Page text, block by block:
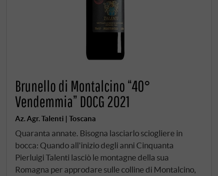
Brunello di Montalcino “40°
Vendemmia” DOCG 2021
Az. Agr. Talenti | Toscana
Quaranta annate. Bisogna lasciarlo sciogliere in
bocca: Quando all'inizio degli anni Cinquanta
Pierluigi Talenti lasciò le montagne della sua
Romagna per approdare sulle colline di Montalcino,